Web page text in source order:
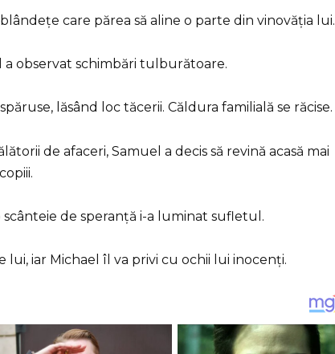
care părea să aline o parte din vinovăția lui.
observat schimbări tulburătoare.
lăsând loc tăcerii. Căldura familială se răcise.
de afaceri, Samuel a decis să revină acasă mai
de speranță i-a luminat sufletul.
lui, iar Michael îl va privi cu ochii lui inocenți.